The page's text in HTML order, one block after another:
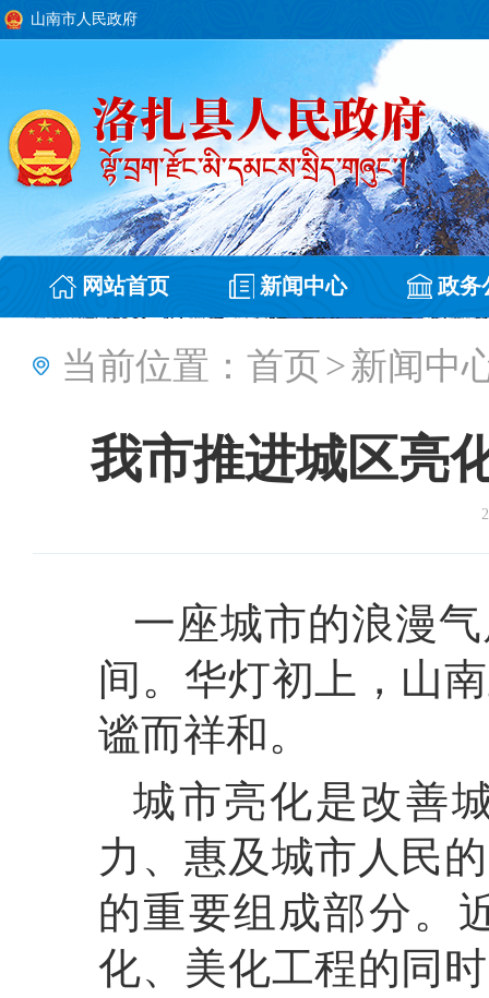
山南市人民政府
网站首页 新闻中心 政务
当前位置： 首页>新闻中
我市推进城区亮
一座城市的浪漫
间。华灯初上，山
谧而祥和。
城市亮化是改善
力、惠及城市人民
的重要组成部分。
化、美化工程的同